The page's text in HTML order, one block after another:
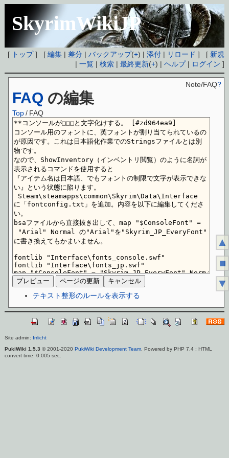
SkyrimWikiJP
[ トップ] [編集 | 差分 |バックアップ(+) |添付 | リロード ] [ 新規
|一覧 |検索 |最終更新(+) |ヘルプ| ログイン ]
FAQ の編集
Note/FAQ?
Top / FAQ
テキスト整形のルールを表示する
Site admin: Irrlicht
PukiWiki 1.5.3 © 2001-2020 PukiWiki Development Team. Powered by PHP 7.4 : HTML
convert time: 0.005 sec.
▲
■
▼